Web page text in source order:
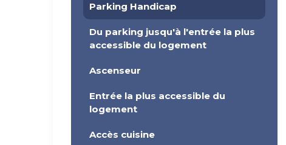
Parking Handicap
Du parking jusqu'à l'entrée la plus
accessible du logement
Ascenseur
Entrée la plus accessible du
logement
Accès cuisine